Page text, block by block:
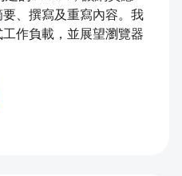
、撰寫及重寫內容。我
作負載，並展望瀏覽器